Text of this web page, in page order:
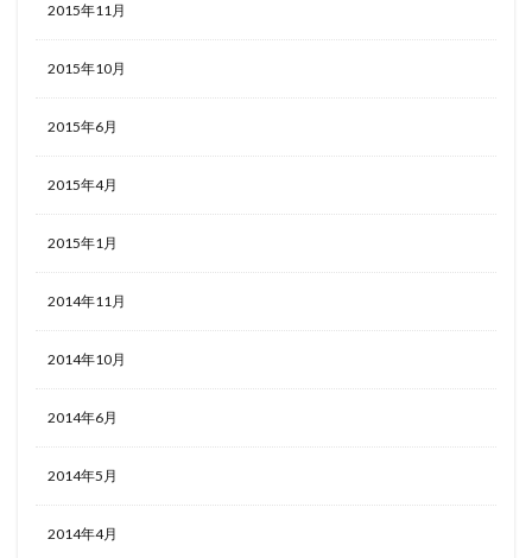
2015年11月
2015年10月
2015年6月
2015年4月
2015年1月
2014年11月
2014年10月
2014年6月
2014年5月
2014年4月